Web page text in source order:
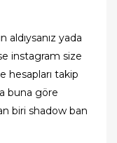
yada
instagram size
hesapları takip
buna göre
biri shadow ban